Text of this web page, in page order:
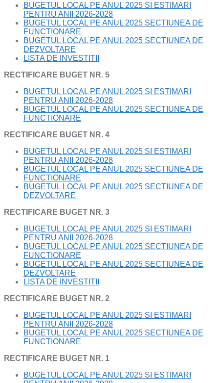
BUGETUL LOCAL PE ANUL 2025 SI ESTIMARI
PENTRU ANII 2026-2028
BUGETUL LOCAL PE ANUL 2025 SECTIUNEA DE
FUNCTIONARE
BUGETUL LOCAL PE ANUL 2025 SECTIUNEA DE
DEZVOLTARE
LISTA DE INVESTITII
RECTIFICARE BUGET NR. 5
BUGETUL LOCAL PE ANUL 2025 SI ESTIMARI
PENTRU ANII 2026-2028
BUGETUL LOCAL PE ANUL 2025 SECTIUNEA DE
FUNCTIONARE
RECTIFICARE BUGET NR. 4
BUGETUL LOCAL PE ANUL 2025 SI ESTIMARI
PENTRU ANII 2026-2028
BUGETUL LOCAL PE ANUL 2025 SECTIUNEA DE
FUNCTIONARE
BUGETUL LOCAL PE ANUL 2025 SECTIUNEA DE
DEZVOLTARE
RECTIFICARE BUGET NR. 3
BUGETUL LOCAL PE ANUL 2025 SI ESTIMARI
PENTRU ANII 2026-2028
BUGETUL LOCAL PE ANUL 2025 SECTIUNEA DE
FUNCTIONARE
BUGETUL LOCAL PE ANUL 2025 SECTIUNEA DE
DEZVOLTARE
LISTA DE INVESTITII
RECTIFICARE BUGET NR. 2
BUGETUL LOCAL PE ANUL 2025 SI ESTIMARI
PENTRU ANII 2026-2028
BUGETUL LOCAL PE ANUL 2025 SECTIUNEA DE
FUNCTIONARE
RECTIFICARE BUGET NR. 1
BUGETUL LOCAL PE ANUL 2025 SI ESTIMARI